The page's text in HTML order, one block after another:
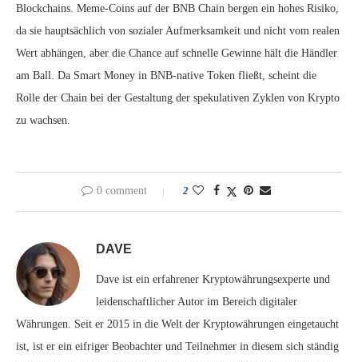
Blockchains. Meme-Coins auf der BNB Chain bergen ein hohes Risiko,
da sie hauptsächlich von sozialer Aufmerksamkeit und nicht vom realen
Wert abhängen, aber die Chance auf schnelle Gewinne hält die Händler
am Ball. Da Smart Money in BNB-native Token fließt, scheint die
Rolle der Chain bei der Gestaltung der spekulativen Zyklen von Krypto
zu wachsen.
0 comment 2
DAVE
Dave ist ein erfahrener Kryptowährungsexperte und
leidenschaftlicher Autor im Bereich digitaler
Währungen. Seit er 2015 in die Welt der Kryptowährungen eingetaucht
ist, ist er ein eifriger Beobachter und Teilnehmer in diesem sich ständig